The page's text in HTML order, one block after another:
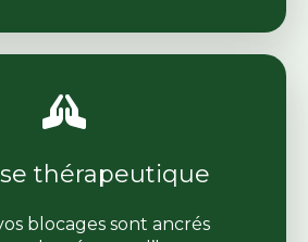
thérapeutique
blocages sont ancrés